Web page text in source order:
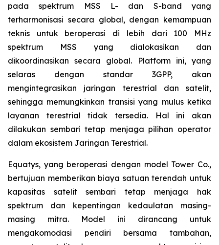
pada spektrum MSS L- dan S-band yang
terharmonisasi secara global, dengan kemampuan
teknis untuk beroperasi di lebih dari 100 MHz
spektrum MSS yang dialokasikan dan
dikoordinasikan secara global. Platform ini, yang
selaras dengan standar 3GPP, akan
mengintegrasikan jaringan terestrial dan satelit,
sehingga memungkinkan transisi yang mulus ketika
layanan terestrial tidak tersedia. Hal ini akan
dilakukan sembari tetap menjaga pilihan operator
dalam ekosistem Jaringan Terestrial.
Equatys, yang beroperasi dengan model Tower Co.,
bertujuan memberikan biaya satuan terendah untuk
kapasitas satelit sembari tetap menjaga hak
spektrum dan kepentingan kedaulatan masing-
masing mitra. Model ini dirancang untuk
mengakomodasi pendiri bersama tambahan,